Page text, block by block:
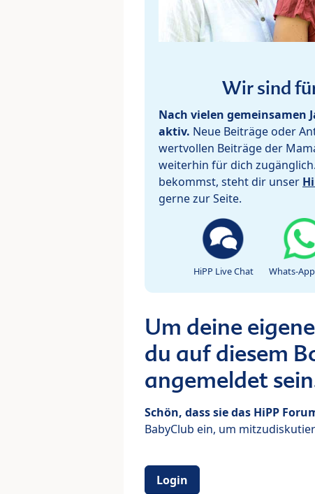
Wir sind
Nach vielen gemeinsamen
aktiv. Neue Beiträge oder
wertvollen Beiträge der
weiterhin für dich
bekommst, steht dir unser
gerne zur Seite.
HiPP Live Chat Whats-
Um deine
du auf diesem
angemeldet
Schön, dass sie das HiPP
BabyClub ein, um
Login